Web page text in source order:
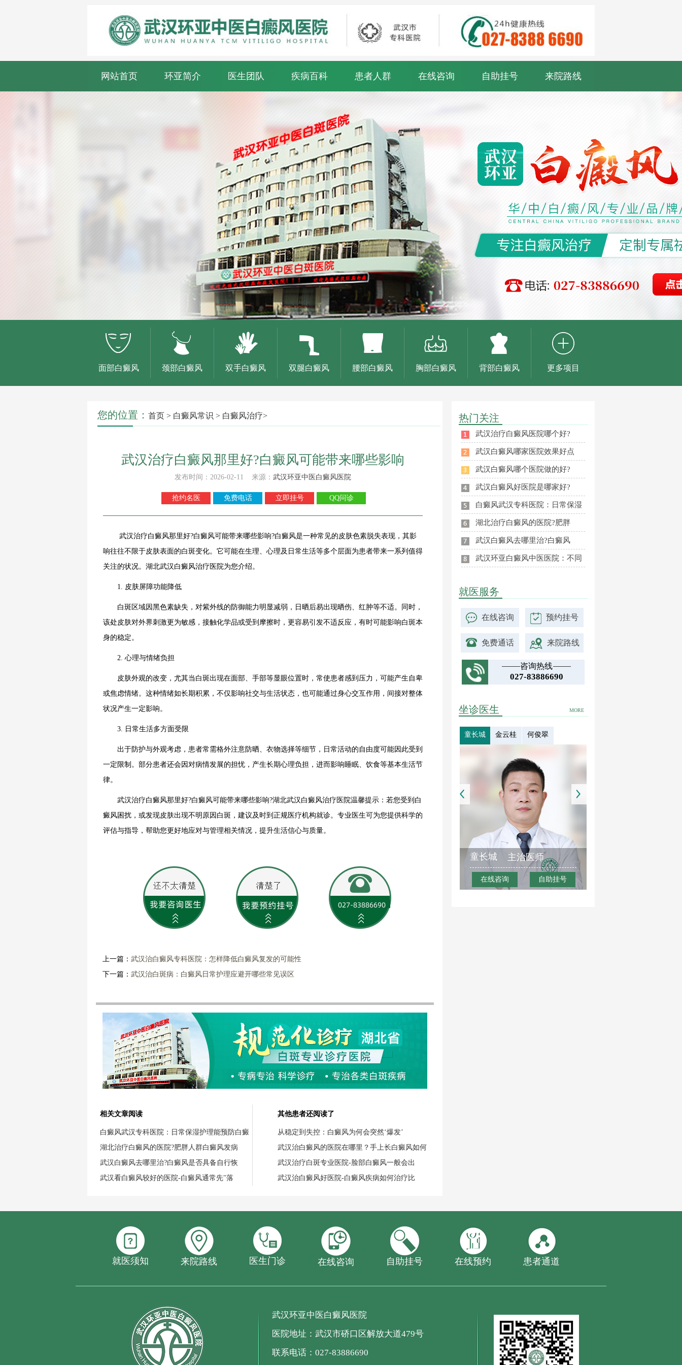
网站首页 环亚简介 医生团队 疾病百科 患者人群 在线咨询 自助挂号 来院路线
面部白癜风 颈部白癜风 双手白癜风 双腿白癜风 腰部白癜风 胸部白癜风 背部白癜风 更多项目
您的位置： 首页 > 白癜风常识 > 白癜风治疗>
武汉治疗白癜风那里好?白癜风可能带来哪些影响
发布时间：2026-02-11 来源： 武汉环亚中医白癜风医院
抢约名医 免费电话 立即挂号 QQ问诊
武汉治疗白癜风那里好?白癜风可能带来哪些影响?白癜风是一种常见的皮肤色素脱失表现，其影
响往往不限于皮肤表面的白斑变化。它可能在生理、心理及日常生活等多个层面为患者带来一系列值得
关注的状况。湖北武汉白癜风治疗医院为您介绍。
1. 皮肤屏障功能降低
白斑区域因黑色素缺失，对紫外线的防御能力明显减弱，日晒后易出现晒伤、红肿等不适。同时，
该处皮肤对外界刺激更为敏感，接触化学品或受到摩擦时，更容易引发不适反应，有时可能影响白斑本
身的稳定。
2. 心理与情绪负担
皮肤外观的改变，尤其当白斑出现在面部、手部等显眼位置时，常使患者感到压力，可能产生自卑
或焦虑情绪。这种情绪如长期积累，不仅影响社交与生活状态，也可能通过身心交互作用，间接对整体
状况产生一定影响。
3. 日常生活多方面受限
出于防护与外观考虑，患者常需格外注意防晒、衣物选择等细节，日常活动的自由度可能因此受到
一定限制。部分患者还会因对病情发展的担忧，产生长期心理负担，进而影响睡眠、饮食等基本生活节
律。
武汉治疗白癜风那里好?白癜风可能带来哪些影响?湖北武汉白癜风治疗医院温馨提示：若您受到白
癜风困扰，或发现皮肤出现不明原因白斑，建议及时到正规医疗机构就诊。专业医生可为您提供科学的
评估与指导，帮助您更好地应对与管理相关情况，提升生活信心与质量。
上一篇： 武汉治白癜风专科医院：怎样降低白癜风复发的可能性
下一篇： 武汉治白斑病：白癜风日常护理应避开哪些常见误区
相关文章阅读
白癜风武汉专科医院：日常保湿护理能预防白癜
湖北治疗白癜风的医院?肥胖人群白癜风发病
武汉白癜风去哪里治?白癜风是否具备自行恢
武汉看白癜风较好的医院-白癜风通常先"落
其他患者还阅读了
从稳定到失控：白癜风为何会突然‘爆发’
武汉治白癜风的医院在哪里？手上长白癜风如何
武汉治疗白斑专业医院-脸部白癜风一般会出
武汉治白癜风好医院-白癜风疾病如何治疗比
热门关注
武汉治疗白癜风医院哪个好?
武汉白癜风哪家医院效果好点
武汉白癜风哪个医院做的好?
武汉白癜风好医院是哪家好?
白癜风武汉专科医院：日常保湿
湖北治疗白癜风的医院?肥胖
武汉白癜风去哪里治?白癜风
武汉环亚白癜风中医医院：不同
就医服务
在线咨询 预约挂号
免费通话 来院路线
咨询热线
027-83886690
MORE
坐诊医生
童长城 金云桂 何俊翠
童长城 主治医师
在线咨询 自助挂号
就医须知 来院路线 医生门诊 在线咨询 自助挂号 在线预约 患者通道
武汉环亚中医白癜风医院
医院地址：武汉市硚口区解放大道479号
联系电话：027-83886690